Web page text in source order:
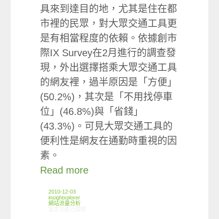
具來到達目的地，尤其是住在都
市裡的民眾，對大眾交通工具更
是有相當程度的依賴。依據創市
際IX Survey在2月進行的調查發
現，外出選擇搭乘大眾交通工具
的網友裡，過半原因是「方便」
(50.2%)，其次是「不用找停車
位」(46.8%)與「省錢」
(43.3%)。可見大眾交通工具的
便利性是網友在通勤時重視的因
素。
Read more
2010-12-03
insightxplorer
網站流量分析